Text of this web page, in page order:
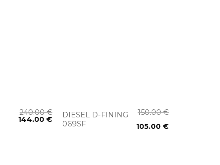
240.00€
144.00€
DIESEL D-FINING
069SF
150.00€
105.00€